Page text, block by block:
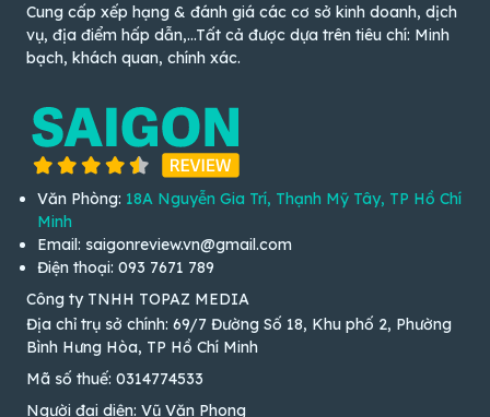
Cung cấp xếp hạng & đánh giá các cơ sở kinh doanh, dịch
vụ, địa điểm hấp dẫn,...Tất cả được dựa trên tiêu chí: Minh
bạch, khách quan, chính xác.
Văn Phòng: 18A Nguyễn Gia Trí, Thạnh Mỹ Tây, TP Hồ Chí
Minh
Email: saigonreview.vn@gmail.com
Điện thoại: 093 7671 789
Công ty TNHH TOPAZ MEDIA
Địa chỉ trụ sở chính: 69/7 Đường Số 18, Khu phố 2, Phường
Bình Hưng Hòa, TP Hồ Chí Minh
Mã số thuế: 0314774533
Người đại diện: Vũ Văn Phong